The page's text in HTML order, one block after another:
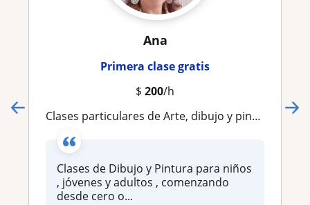
Ana
Primera clase gratis
$ 200/h
Clases particulares de Arte, dibujo y pintura
Clases de Dibujo y Pintura para niños
, jóvenes y adultos , comenzando
desde cero o...